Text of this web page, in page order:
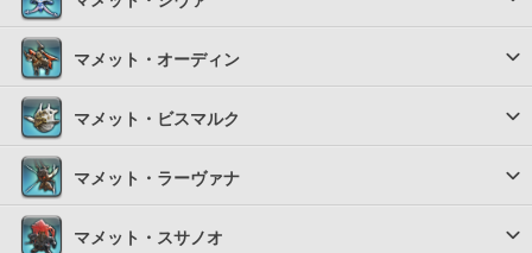
マメット・オーディン
マメット・ビスマルク
マメット・ラーヴァナ
マメット・スサノオ